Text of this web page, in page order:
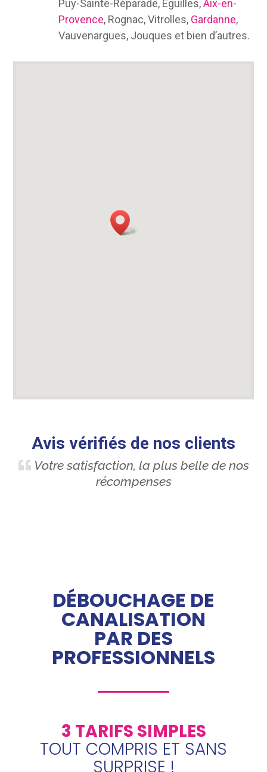
Puy-Sainte-Réparade, Éguilles,Aix-en-
Provence, Rognac, Vitrolles, Gardanne,
Vauvenargues, Jouques et bien d’autres.
Avis vérifiés de nos clients
Votre satisfaction, la plus belle de nos
récompenses
DÉBOUCHAGE DE
CANALISATION
PAR DES
PROFESSIONNELS
3 TARIFS SIMPLES
TOUT COMPRIS ET SANS
SURPRISE !